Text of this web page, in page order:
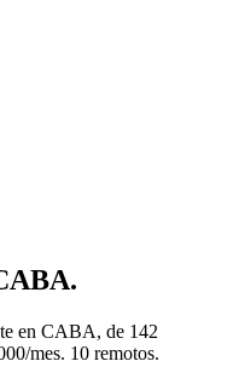
.
en CABA, de 142
mes. 10 remotos.